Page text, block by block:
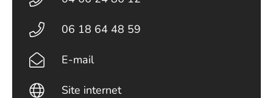
06 18 64 48 59
E-mail
Site internet